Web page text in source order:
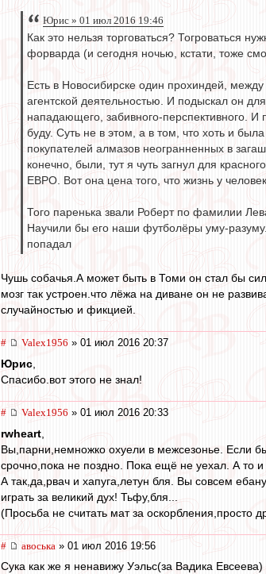
Юрис » 01 июл 2016 19:46
Как это нельзя торговаться? Тогроваться
форварда (и сегодня ночью, кстати, тоже
Есть в Новосибирске один прохиндей,
агентской деятельностью. И подыскал он
нападающего, забивного-перспективного.
буду. Суть не в этом, а в том, что хоть и
покупателей алмазов неогранненных в
конечно, были, тут я чуть загнул для
ЕВРО. Вот она цена того, что жизнь у
Того паренька звали Роберт по фамилии
Научили бы его наши футболёры уму-
попадал
Чушь собачья.А может быть в Томи он стал бы
мозг так устроен.что лёжа на диване он не
случайностью и фикцией.
# Valex1956 » 01 июл 2016 20:37
Юрис
Спасибо.вот этого не знал!
# Valex1956 » 01 июл 2016 20:33
rwheart
Вы,парни,немножко охуели в межсезонье. Если
срочно,пока не поздно. Пока ещё не уехал. А то и
А так,да,рвач и хапуга,летун бля. Вы совсем
играть за великий дух! Тьфу,бля...
(Просьба не считать мат за оскорбления,просто
# авоська » 01 июл 2016 19:56
Сука как же я ненавижу Уэльс(за Вадика Евсеева)